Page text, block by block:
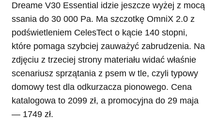
Dreame V30 Essential idzie jeszcze wyżej z mocą
ssania do 30 000 Pa. Ma szczotkę OmniX 2.0 z
podświetleniem CelesTect o kącie 140 stopni,
które pomaga szybciej zauważyć zabrudzenia. Na
zdjęciu z trzeciej strony materiału widać właśnie
scenariusz sprzątania z psem w tle, czyli typowy
domowy test dla odkurzacza pionowego. Cena
katalogowa to 2099 zł, a promocyjna do 29 maja
— 1749 zł.